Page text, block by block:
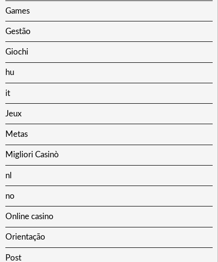
Games
Gestão
Giochi
hu
it
Jeux
Metas
Migliori Casinò
nl
no
Online casino
Orientação
Post